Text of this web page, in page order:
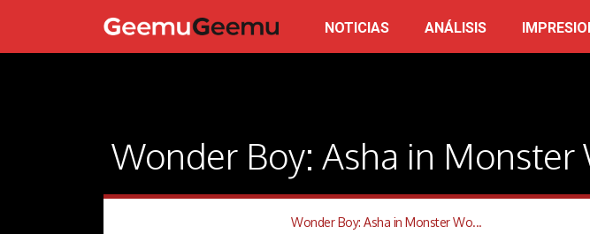
NOTICIAS ANÁLISIS
Wonder Boy: Asha in Monster
Wonder Boy: Asha in Monster Wo...